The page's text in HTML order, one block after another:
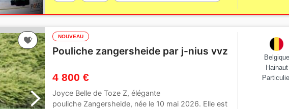
NOUVEAU
Pouliche zangersheide par j-nius vvz
4 800 €
Joyce Belle de Toze Z, élégante
pouliche Zangersheide, née le 10 mai 2026. Elle est
Belgique
Hainaut